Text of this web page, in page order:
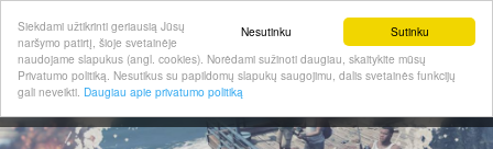
Sutinku
Nesutinku
Siekdami užtikrinti geriausią Jūsų
naršymo patirtį, šioje svetainėje
naudojame slapukus (angl. cookies). Norėdami sužinoti daugiau, skaitykite mūsų
Privatumo politiką. Nesutikus su papildomų slapukų saugojimu, dalis svetainės funkcijų
gali neveikti. Daugiau apie privatumo politiką